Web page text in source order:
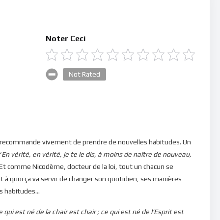
Noter Ceci
Not Rated
vivement de prendre de nouvelles habitudes. Un
En vérité, en vérité, je te le dis, à moins de naître de nouveau,
comme Nicodème, docteur de la loi, tout un chacun se
quoi ça va servir de changer son quotidien, ses manières
habitudes…
qui est né de la chair est chair ; ce qui est né de l’Esprit est